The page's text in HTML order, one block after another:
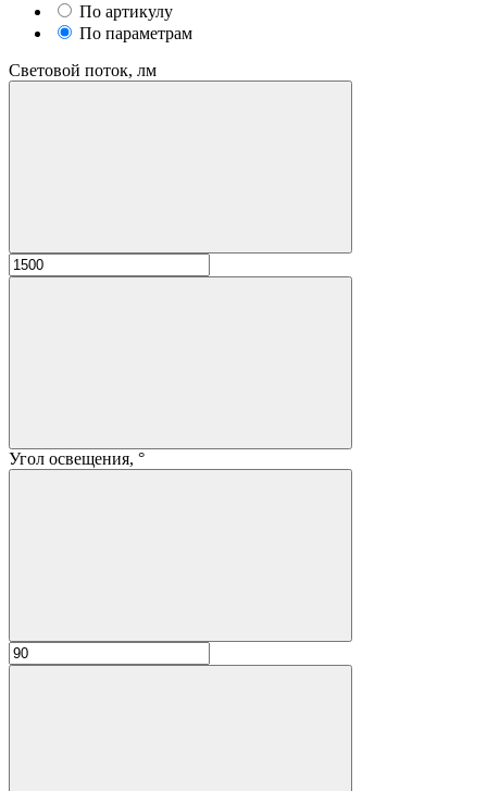
По артикулу
По параметрам
Световой поток, лм
Угол освещения, °